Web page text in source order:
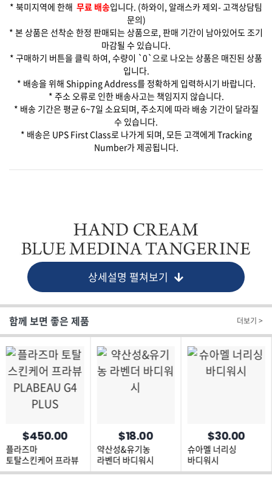
* 북미지역에 한해 무료 배송입니다. (하와이, 알래스카 제외- 고객상담팀
문의)
* 본 상품은 선착순 한정 판매되는 상품으로, 판매 기간이 남아있어도 조기
마감될 수 있습니다.
* 구매하기 버튼을 클릭 하여, 수량이 `0`으로 나오는 상품은 매진된 상품
입니다.
* 배송을 위해 Shipping Address를 정확하게 입력하시기 바랍니다.
* 주소 오류로 인한 배송사고는 책임지지 않습니다.
* 배송 기간은 평균 6~7일 소요되며, 주소지에 따라 배송 기간이 달라질
수 있습니다.
* 배송은 UPS First Class로 나가게 되며, 모든 고객에게 Tracking
Number가 제공됩니다.
상세설명 펼쳐보기
함께 보면 좋은 제품 더보기 >
$450.00
플라즈마
토탈스킨케어 프라뷰
PLABEAU G4 PLUS
$18.00
약산성&유기농
라벤더 바디워시
$30.00
슈아멜 너리싱
바디워시